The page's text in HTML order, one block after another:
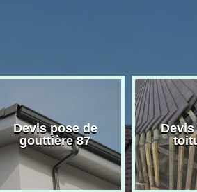
Devis pose de
gouttière 87
Devis